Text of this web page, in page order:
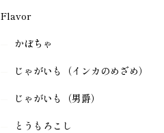
Flavor
かぼちゃ
じゃがいも（インカのめざめ）
じゃがいも（男爵）
とうもろこし